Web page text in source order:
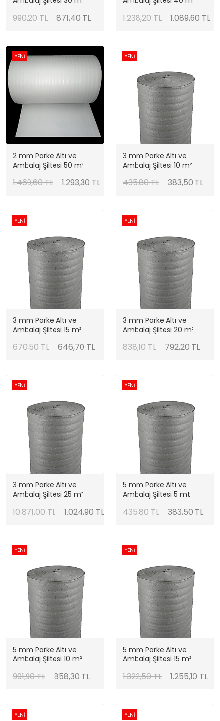
990,20 TL 871,40 TL 1.238,20 TL 1.089,60 TL
YENİ
2 mm Parke Altı ve
Ambalaj Şiltesi 50 m²
1.469,60 TL 1.293,30 TL
YENİ
3 mm Parke Altı ve
Ambalaj Şiltesi 10 m²
435,80 TL 383,50 TL
YENİ
3 mm Parke Altı ve
Ambalaj Şiltesi 15 m²
670,50 TL 646,70 TL
YENİ
3 mm Parke Altı ve
Ambalaj Şiltesi 20 m²
838,10 TL 792,20 TL
YENİ
3 mm Parke Altı ve
Ambalaj Şiltesi 25 m²
10.871,00 TL 1.024,90 TL
YENİ
5 mm Parke Altı ve
Ambalaj Şiltesi 5 mt
435,80 TL 383,50 TL
YENİ
5 mm Parke Altı ve
Ambalaj Şiltesi 10 m²
991,90 TL 858,30 TL
YENİ
5 mm Parke Altı ve
Ambalaj Şiltesi 15 m²
1.322,50 TL 1.255,10 TL
YENİ YENİ